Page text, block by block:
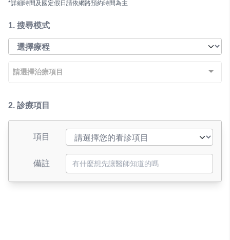
*詳細時間及國定假日請依網路預約時間為主
1. 搜尋模式
請選擇治療項目
2. 診療項目
項目
備註